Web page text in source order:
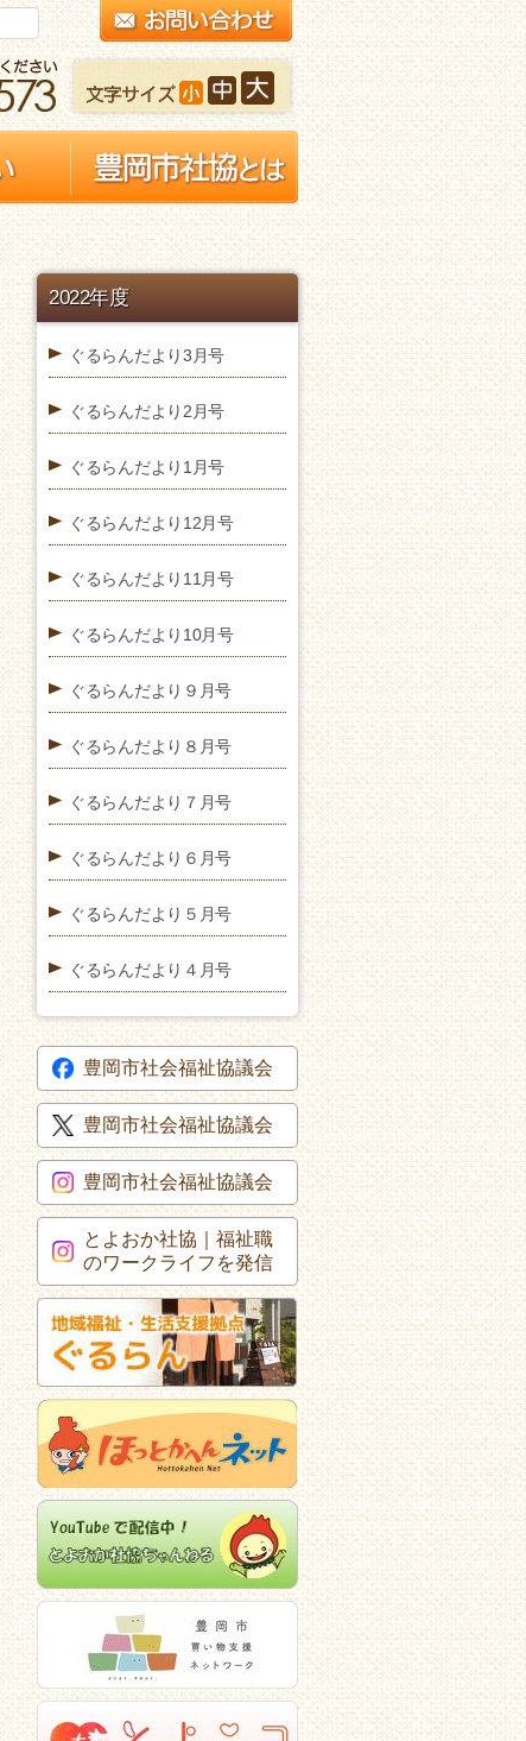
2022年度
ぐるらんだより3月号
ぐるらんだより2月号
ぐるらんだより1月号
ぐるらんだより12月号
ぐるらんだより11月号
ぐるらんだより10月号
ぐるらんだより９月号
ぐるらんだより８月号
ぐるらんだより７月号
ぐるらんだより６月号
ぐるらんだより５月号
ぐるらんだより４月号
豊岡市社会福祉協議会
豊岡市社会福祉協議会
豊岡市社会福祉協議会
とよおか社協｜福祉職
のワークライフを発信